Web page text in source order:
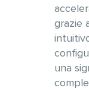
grazie
una